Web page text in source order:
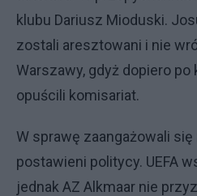
klubu Dariusz Mioduski.
zostali aresztowani i nie
Warszawy, gdyż dopiero
opuścili komisariat.
W sprawę zaangażowali
postawieni politycy. UEFA
jednak AZ Alkmaar nie